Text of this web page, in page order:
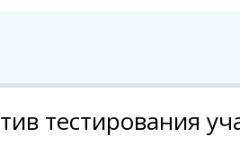
тестирования